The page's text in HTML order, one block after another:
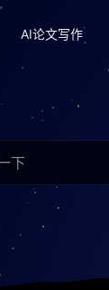
AI论文写作